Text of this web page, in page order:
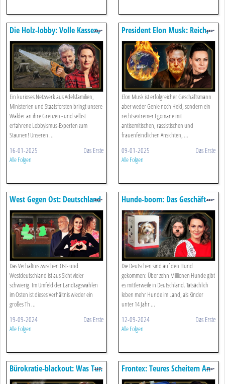
Die Holz-lobby: Volle Kassen,
Tote Wälder
Ein kurioses Netzwerk aus Adelsfamilien,
Ministerien und Staatsforsten bringt unsere
Wälder an ihre Grenzen - und selbst
erfahrene Lobbyismus-Experten zum
Staunen! Unseren ...
16-01-2025 Das Erste
Alle Folgen
President Elon Musk: Reich,
Rechts, Radikal
Elon Musk ist erfolgreicher Geschäftsmann
aber weder Genie noch Held, sondern ein
rechtsextremer Egomane mit
antisemitischen, rassistischen und
frauenfeindlichen Ansichten, ...
09-01-2025 Das Erste
Alle Folgen
West Gegen Ost: Deutschland
Bei Der Paartherapie
Das Verhältnis zwischen Ost- und
Westdeutschland ist aus Sicht vieler
schwierig. Im Umfeld der Landtagswahlen
im Osten ist dieses Verhältnis wieder ein
großes Th ...
19-09-2024 Das Erste
Alle Folgen
Hunde-boom: Das Geschäft
Hinter Den Süßen Augen
Die Deutschen sind auf den Hund
gekommen: Über zehn Millionen Hunde gibt
es mittlerweile in Deutschland. Tatsächlich
leben mehr Hunde im Land, als Kinder
unter 14 Jahr ...
12-09-2024 Das Erste
Alle Folgen
Bürokratie-blackout: Was Tun
Gegen Den
Frontex: Teures Scheitern An
Europas Grenzen